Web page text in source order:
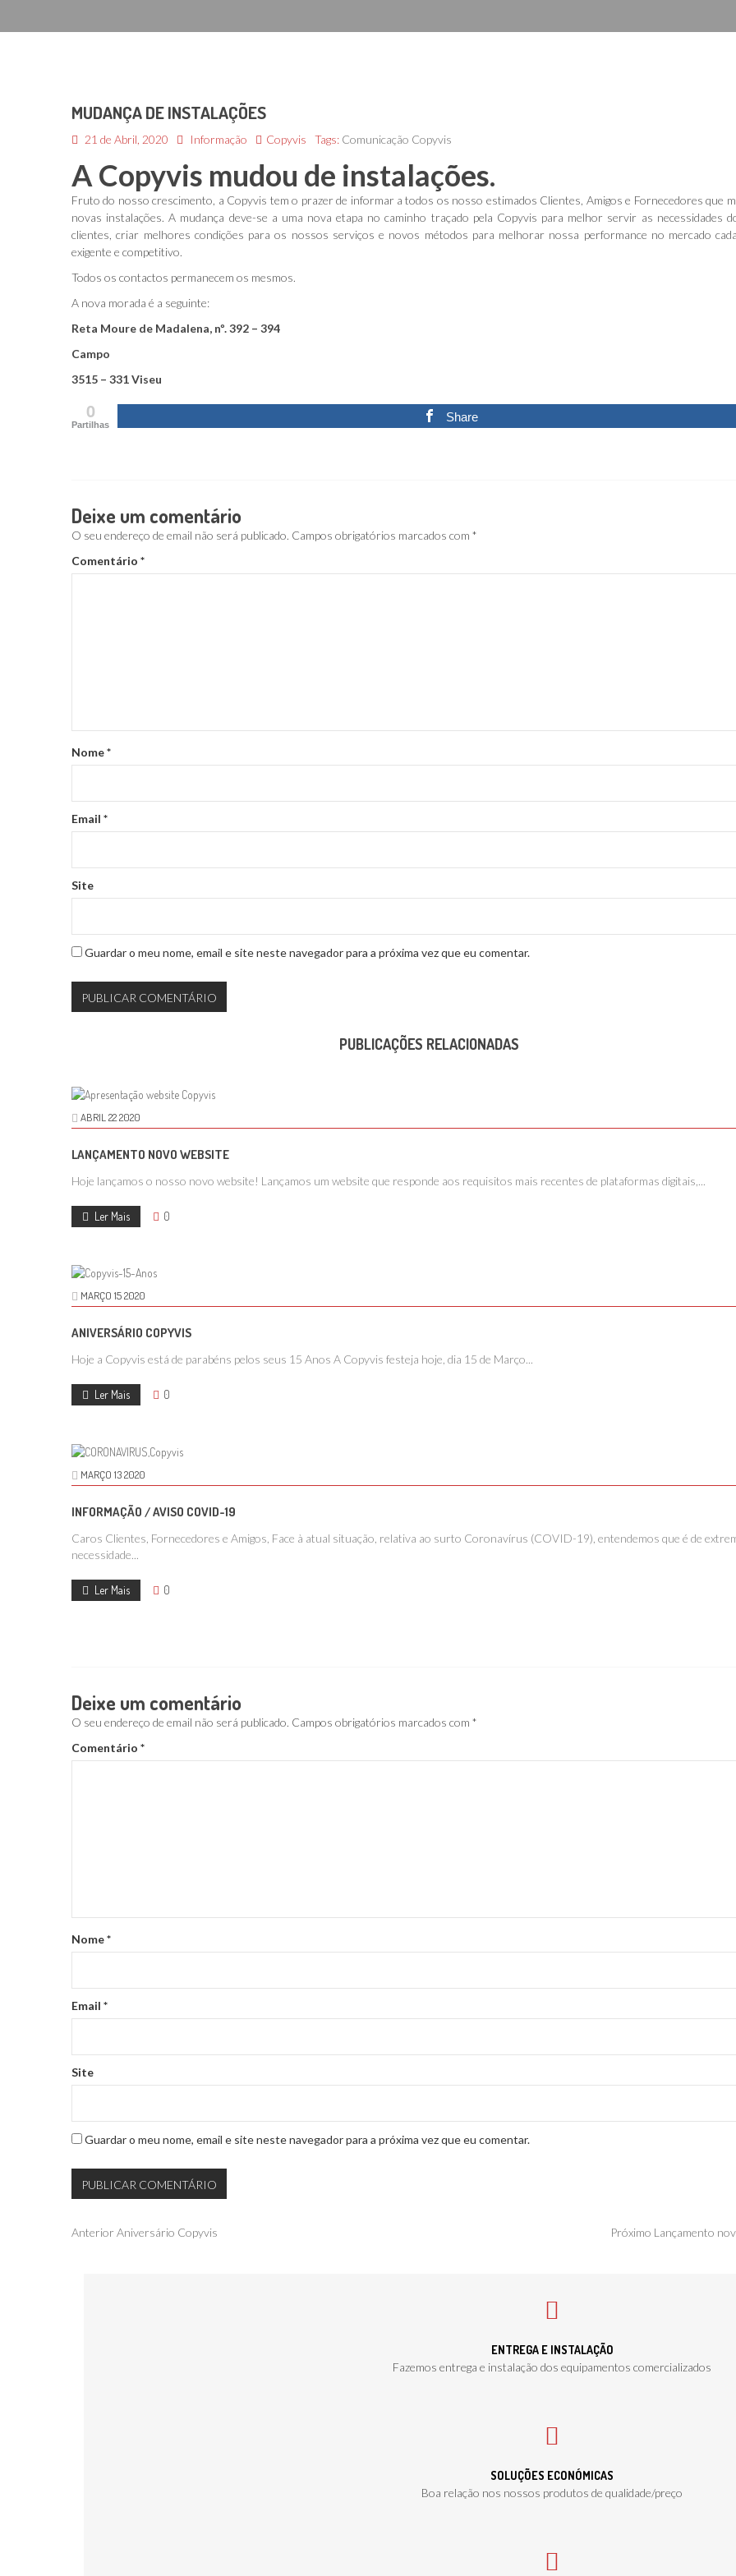
MUDANÇA DE INSTALAÇÕES
21 de Abril, 2020 Informação Copyvis Tags: Comunicação Copyvis
A Copyvis mudou de instalações.
Fruto do nosso crescimento, a Copyvis tem o prazer de informar a todos os nosso estimados Clientes, Amigos e Fornecedores que
novas instalações. A mudança deve-se a uma nova etapa no caminho traçado pela Copyvis para melhor servir as necessidades
clientes, criar melhores condições para os nossos serviços e novos métodos para melhorar nossa performance no mercado
exigente e competitivo.
Todos os contactos permanecem os mesmos.
A nova morada é a seguinte:
Reta Moure de Madalena, nº. 392 – 394
Campo
3515 – 331 Viseu
0
Partilhas
Share
Deixe um comentário
O seu endereço de email não será publicado. Campos obrigatórios marcados com *
Comentário *
Nome*
Email *
Site
Guardar o meu nome, email e site neste navegador para a próxima vez que eu comentar.
PUBLICAÇÕES RELACIONADAS
ABRIL 222020
LANÇAMENTO NOVO WEBSITE
Hoje lançamos o nosso novo website! Lançamos um website que responde aos requisitos mais recentes de plataformas digitais,...
Ler Mais 0
MARÇO 152020
ANIVERSÁRIO COPYVIS
Hoje a Copyvis está de parabéns pelos seus 15 Anos A Copyvis festeja hoje, dia 15 de Março...
Ler Mais 0
MARÇO 132020
INFORMAÇÃO / AVISO COVID-19
Caros Clientes, Fornecedores e Amigos, Face à atual situação, relativa ao surto Coronavírus (COVID-19), entendemos que é de
necessidade...
Ler Mais 0
Deixe um comentário
O seu endereço de email não será publicado. Campos obrigatórios marcados com *
Comentário *
Nome*
Email *
Site
Guardar o meu nome, email e site neste navegador para a próxima vez que eu comentar.
Navegação
Publicação
Anterior Aniversário Copyvis
Próxima
Próximo Lançamento
ENTREGA E INSTALAÇÃO
Fazemos entrega e instalação dos equipamentos comercializados
SOLUÇÕES ECONÓMICAS
Boa relação nos nossos produtos de qualidade/preço